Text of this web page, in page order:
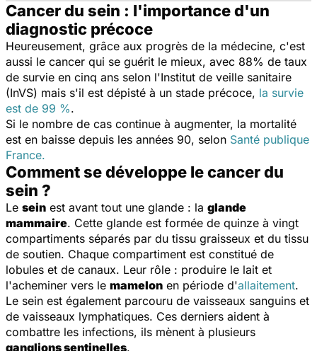
Cancer du sein : l'importance d'un
diagnostic précoce
Heureusement, grâce aux progrès de la médecine, c'est
aussi le cancer qui se guérit le mieux, avec 88% de taux
de survie en cinq ans selon l'Institut de veille sanitaire
(InVS) mais s'il est dépisté à un stade précoce, la survie
est de 99 %.
Si le nombre de cas continue à augmenter, la mortalité
est en baisse depuis les années 90, selon Santé publique
France.
Comment se développe le cancer du
sein ?
Le sein est avant tout une glande : la glande
mammaire. Cette glande est formée de quinze à vingt
compartiments séparés par du tissu graisseux et du tissu
de soutien. Chaque compartiment est constitué de
lobules et de canaux. Leur rôle : produire le lait et
l'acheminer vers le mamelon en période d'allaitement.
Le sein est également parcouru de vaisseaux sanguins et
de vaisseaux lymphatiques. Ces derniers aident à
combattre les infections, ils mènent à plusieurs
ganglions sentinelles.